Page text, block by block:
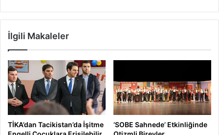
İlgili Makaleler
TİKA’dan Tacikistan’da İşitme
‘SOBE Sahnede’ Etkinliğinde